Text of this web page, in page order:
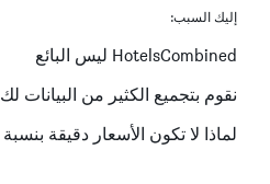
إليك السبب:
HotelsCombined ليس البائع
نقوم بتجميع الكثير من البيانات لك
لماذا لا تكون الأسعار دقيقة بنسبة 100٪؟